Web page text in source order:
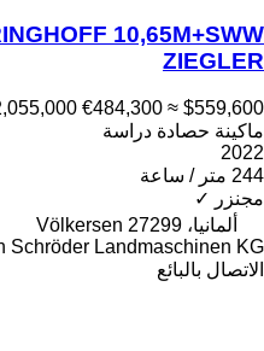
10,65M+SWW
ZIEGLER
€484,300 ≈ $559,600
ماكينة حصادة دراسة
2022
244 متر / ساعة
مجنزر
✓
ألمانيا، 27299 Völkersen
Schröder Landmaschinen KG
الاتصال بالبائع